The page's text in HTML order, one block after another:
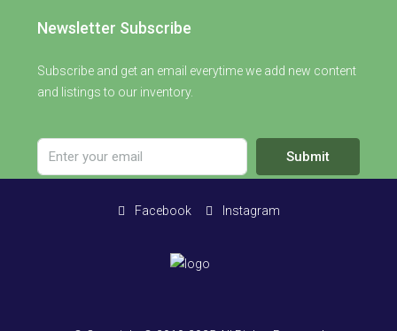
Newsletter Subscribe
Subscribe and get an email everytime we add new content
and listings to our inventory.
Submit
Facebook Instagram